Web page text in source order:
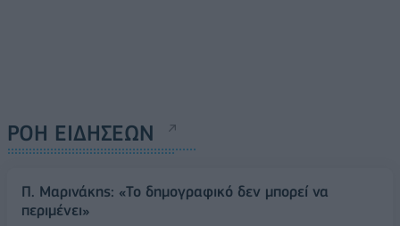
ΡΟΗ ΕΙΔΗΣΕΩΝ
Π. Μαρινάκης: «Το δημογραφικό δεν μπορεί να
περιμένει»